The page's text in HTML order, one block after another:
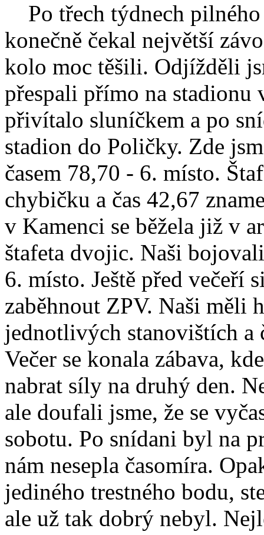
Po třech týdnech
konečně čekal největší
kolo moc těšili. Odjížděli
přespali přímo na stadionu
přivítalo sluníčkem a po
stadion do Poličky. Zde
časem 78,70 - 6. místo.
chybičku a čas 42,67
v Kamenci se běžela již v
štafeta dvojic. Naši
6. místo. Ještě před večeří
zaběhnout ZPV. Naši měli
jednotlivých stanovištích a
Večer se konala zábava,
nabrat síly na druhý den.
ale doufali jsme, že se
sobotu. Po snídani byl na
nám nesepla časomíra.
jediného trestného bodu,
ale už tak dobrý nebyl.